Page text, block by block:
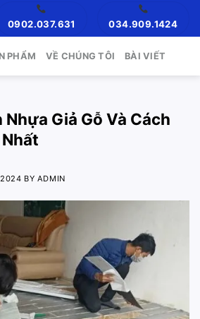
0902.037.631 034.909.1424
PHẨM VỀ CHÚNG TÔI BÀI VIẾT
Nhựa Giả Gỗ Và Cách
2024 BY ADMIN